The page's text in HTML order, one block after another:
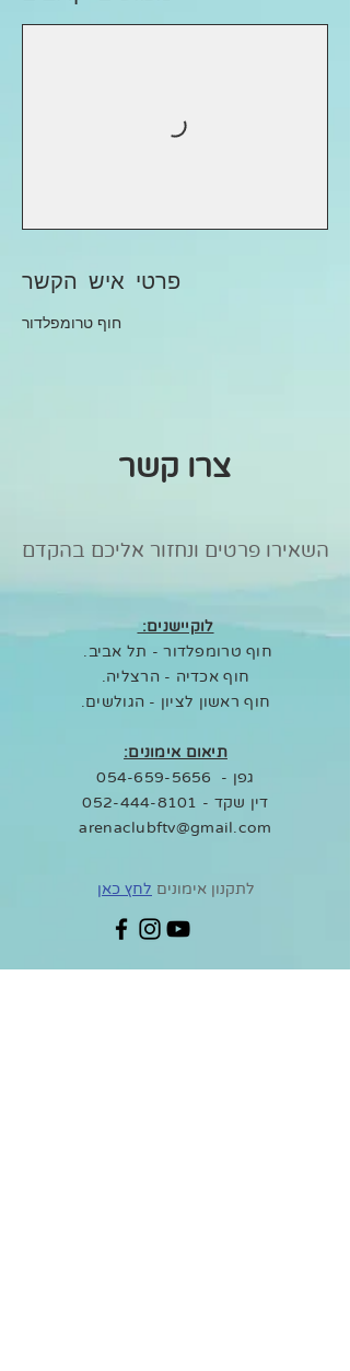
פרטי איש הקשר
חוף טרומפלדור
צרו קשר
השאירו פרטים ונחזור אליכם בהקדם
לוקיישנים:
חוף טרומפלדור - תל אביב.
חוף אכדיה - הרצליה.
חוף ראשון לציון - הגולשים.
תיאום אימונים:
גפן -
054-659-5656
דין שקד - 052-444-8101
arenaclubftv@gmail.com
לתקנון אימונים לחץ כאן